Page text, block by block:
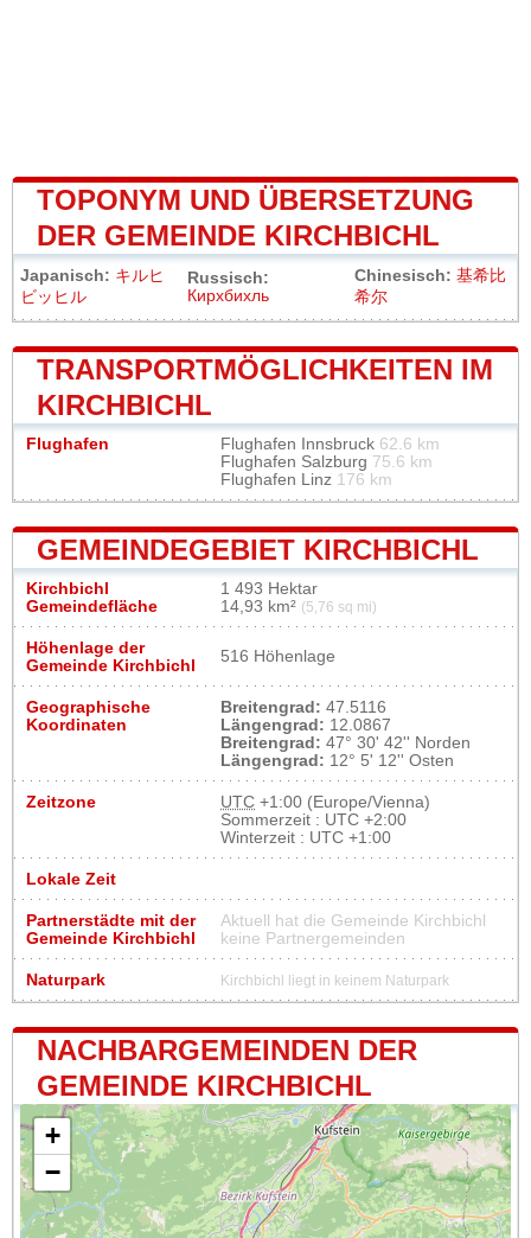
TOPONYM UND ÜBERSETZUNG
DER GEMEINDE KIRCHBICHL
Japanisch: キルヒ
ビッヒル
Russisch:
Кирхбихль
Chinesisch: 基希比
希尔
TRANSPORTMÖGLICHKEITEN IM
KIRCHBICHL
Flughafen Flughafen Innsbruck 62.6 km
Flughafen Salzburg 75.6 km
Flughafen Linz 176 km
GEMEINDEGEBIET KIRCHBICHL
Kirchbichl
Gemeindefläche
1 493 Hektar
14,93 km² (5,76 sq mi)
Höhenlage der
Gemeinde Kirchbichl
516 Höhenlage
Geographische
Koordinaten
Breitengrad: 47.5116
Längengrad: 12.0867
Breitengrad: 47° 30' 42'' Norden
Längengrad: 12° 5' 12'' Osten
Zeitzone UTC +1:00 (Europe/Vienna)
Sommerzeit : UTC +2:00
Winterzeit : UTC +1:00
Lokale Zeit
Partnerstädte mit der
Gemeinde Kirchbichl
Aktuell hat die Gemeinde Kirchbichl
keine Partnergemeinden
Naturpark Kirchbichl liegt in keinem Naturpark
NACHBARGEMEINDEN DER
GEMEINDE KIRCHBICHL
+
−